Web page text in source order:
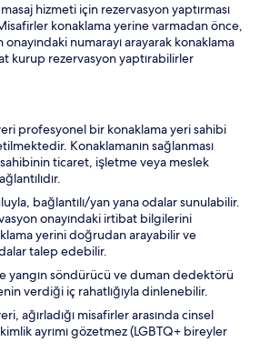
hizmeti için rezervasyon yaptırması
konaklama yerine varmadan önce,
onayındaki numarayı arayarak konaklama
kurup rezervasyon yaptırabilirler
profesyonel bir konaklama yeri sahibi
Konaklamanın sağlanması
ticaret, işletme veya meslek
bağlantılı/yan yana odalar sunulabilir.
onayındaki irtibat bilgilerini
yerini doğrudan arayabilir ve
talep edebilir.
yangın söndürücü ve duman dedektörü
verdiği iç rahatlığıyla dinlenebilir.
ağırladığı misafirler arasında cinsel
ayrımı gözetmez (LGBTQ+ bireyler